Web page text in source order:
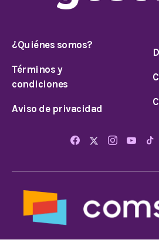
¿Quiénes somos?
Términos y
condiciones
Aviso de privacidad